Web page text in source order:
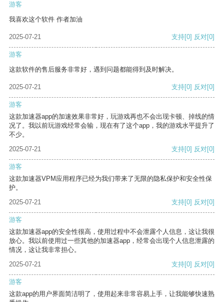
游客
我喜欢这个软件 作者加油
2025-07-21 支持[0] 反对[0]
游客
这款软件的售后服务非常好，遇到问题都能得到及时解决。
2025-07-21 支持[0] 反对[0]
游客
这款加速器app的加速效果非常好，玩游戏再也不会出现卡顿、掉线的情
况了。我以前玩游戏经常会输，现在有了这个app，我的游戏水平提升了
不少。
2025-07-21
支持[0] 反对[0]
游客
这款加速器VPM应用程序已经为我们带来了无限的隐私保护和安全性保
护。
2025-07-21
支持[0] 反对[0]
游客
这款加速器app的安全性很高，使用过程中不会泄露个人信息，这让我很
放心。我以前使用过一些其他的加速器app，经常会出现个人信息泄露的
情况，这让我非常担心。
2025-07-21
支持[0] 反对[0]
游客
这款app的用户界面简洁明了，使用起来非常容易上手，让我能够快速熟